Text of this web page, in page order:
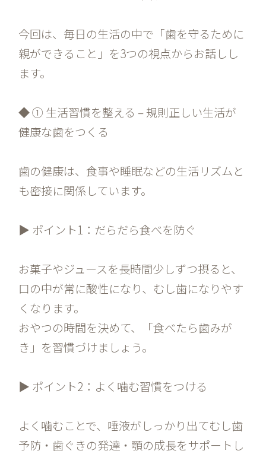
今回は、毎日の生活の中で「歯を守るために
親ができること」を3つの視点からお話しし
ます。
◆ ① 生活習慣を整える – 規則正しい生活が
健康な歯をつくる
歯の健康は、食事や睡眠などの生活リズムと
も密接に関係しています。
▶ ポイント1：だらだら食べを防ぐ
お菓子やジュースを長時間少しずつ摂ると、
口の中が常に酸性になり、むし歯になりやす
くなります。
おやつの時間を決めて、「食べたら歯みが
き」を習慣づけましょう。
▶ ポイント2：よく噛む習慣をつける
よく噛むことで、唾液がしっかり出てむし歯
予防・歯ぐきの発達・顎の成長をサポートし